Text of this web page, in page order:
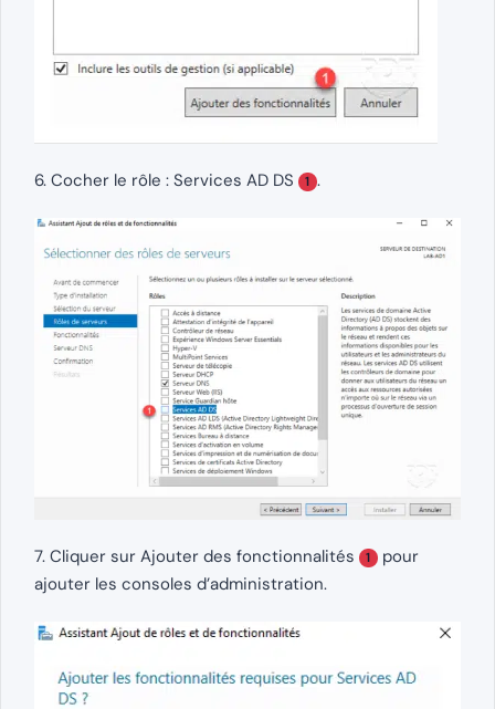
6. Cocher le rôle : Services AD DS 1 .
7. Cliquer sur Ajouter des fonctionnalités 1 pour
ajouter les consoles d’administration.